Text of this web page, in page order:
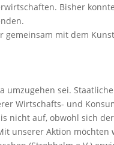
Bisher
mit dem
umzugehen sei.
Wirtschafts- und
nicht auf, obwohl sich
unserer Aktion möchten